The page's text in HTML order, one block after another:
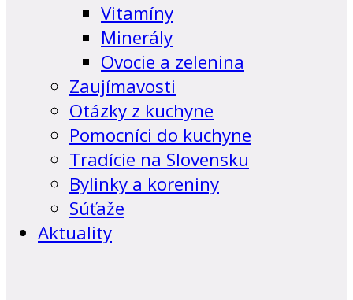
Vitamíny
Minerály
Ovocie a zelenina
Zaujímavosti
Otázky z kuchyne
Pomocníci do kuchyne
Tradície na Slovensku
Bylinky a koreniny
Súťaže
Aktuality